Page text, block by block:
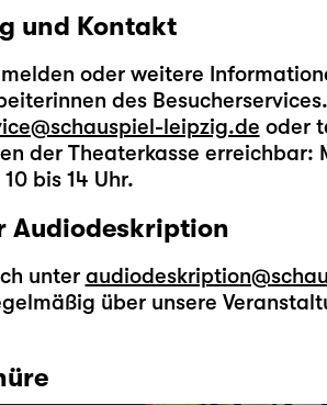
und Kontakt
oder weitere
des
leipzig.de oder
der Theaterkasse erreichbar:
bis 14 Uhr.
Audiodeskription
unter
über unsere